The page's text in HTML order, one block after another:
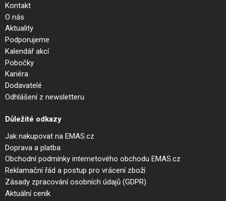
Kontakt
O nás
Aktuality
Podporujeme
Kalendář akcí
Pobočky
Kariéra
Dodavatelé
Odhlášení z newsletteru
Důležité odkazy
Jak nakupovat na EMAS.cz
Doprava a platba
Obchodní podmínky internetového obchodu EMAS.cz
Reklamační řád a postup pro vrácení zboží
Zásady zpracování osobních údajů (GDPR)
Aktuální ceník